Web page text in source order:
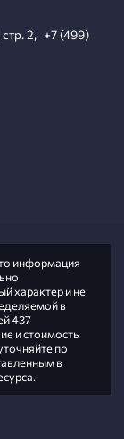
2, +7 (499)
информация
характер и не
в
437
и стоимость
по
в